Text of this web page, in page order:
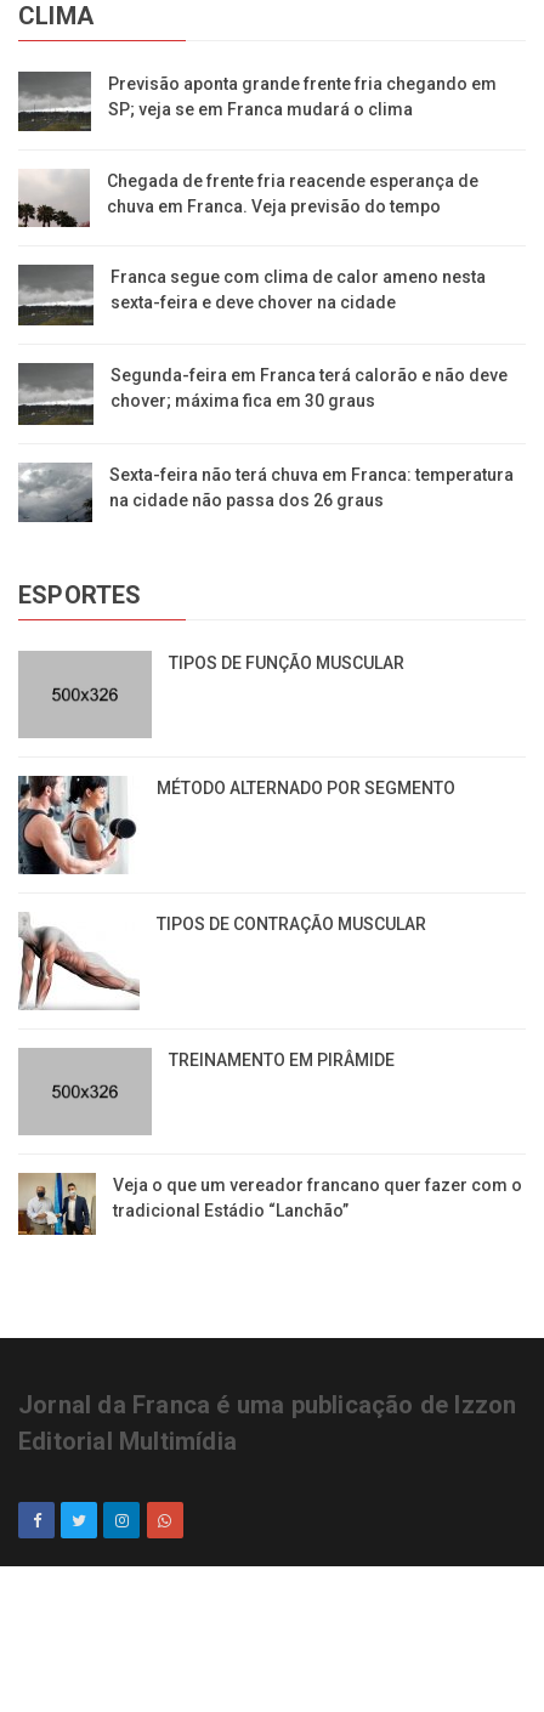
CLIMA
Previsão aponta grande frente fria chegando em
SP; veja se em Franca mudará o clima
Chegada de frente fria reacende esperança de
chuva em Franca. Veja previsão do tempo
Franca segue com clima de calor ameno nesta
sexta-feira e deve chover na cidade
Segunda-feira em Franca terá calorão e não deve
chover; máxima fica em 30 graus
Sexta-feira não terá chuva em Franca: temperatura
na cidade não passa dos 26 graus
ESPORTES
TIPOS DE FUNÇÃO MUSCULAR
MÉTODO ALTERNADO POR SEGMENTO
TIPOS DE CONTRAÇÃO MUSCULAR
TREINAMENTO EM PIRÂMIDE
Veja o que um vereador francano quer fazer com o
tradicional Estádio “Lanchão”
Jornal da Franca é uma publicação de Izzon
Editorial Multimídia